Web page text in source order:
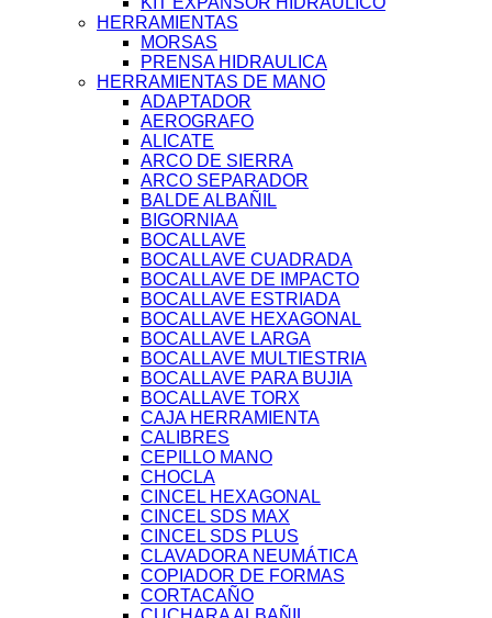
HERRAMIENTAS
MORSAS
PRENSA HIDRAULICA
HERRAMIENTAS DE MANO
ADAPTADOR
AEROGRAFO
ALICATE
ARCO DE SIERRA
ARCO SEPARADOR
BALDE ALBAÑIL
BIGORNIAA
BOCALLAVE
BOCALLAVE CUADRADA
BOCALLAVE DE IMPACTO
BOCALLAVE ESTRIADA
BOCALLAVE HEXAGONAL
BOCALLAVE LARGA
BOCALLAVE MULTIESTRIA
BOCALLAVE PARA BUJIA
BOCALLAVE TORX
CAJA HERRAMIENTA
CALIBRES
CEPILLO MANO
CHOCLA
CINCEL HEXAGONAL
CINCEL SDS MAX
CINCEL SDS PLUS
CLAVADORA NEUMÁTICA
COPIADOR DE FORMAS
CORTACAÑO